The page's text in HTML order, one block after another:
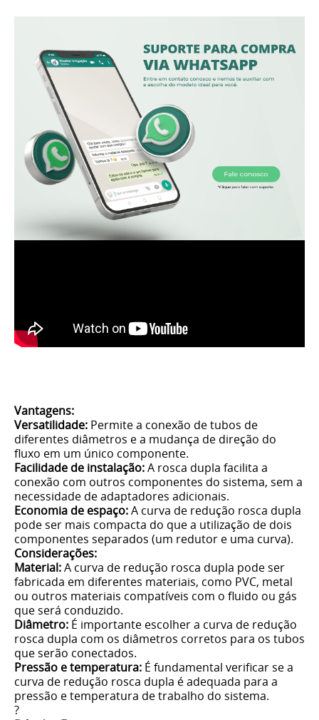
Vantagens:
Versatilidade: Permite a conexão de tubos de
diferentes diâmetros e a mudança de direção do
fluxo em um único componente.
Facilidade de instalação:A rosca dupla facilita a
conexão com outros componentes do sistema, sem a
necessidade de adaptadores adicionais.
Economia de espaço:A curva de redução rosca dupla
pode ser mais compacta do que a utilização de dois
componentes separados (um redutor e uma curva).
Considerações:
Material:A curva de redução rosca dupla pode ser
fabricada em diferentes materiais, como PVC, metal
ou outros materiais compatíveis com o fluido ou gás
que será conduzido.
Diâmetro: É importante escolher a curva de redução
rosca dupla com os diâmetros corretos para os tubos
que serão conectados.
Pressão e temperatura: É fundamental verificar se a
curva de redução rosca dupla é adequada para a
pressão e temperatura de trabalho do sistema.
?